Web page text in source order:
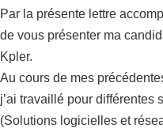
Par la présente lettre
de vous présenter ma
Kpler.
Au cours de mes
j’ai travaillé pour différentes
(Solutions logicielles et